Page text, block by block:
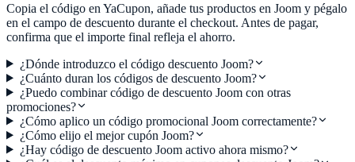
Copia el código en YaCupon, añade tus productos en Joom y pégalo
en el campo de descuento durante el checkout. Antes de pagar,
confirma que el importe final refleja el ahorro.
¿Dónde introduzco el código descuento Joom?
¿Cuánto duran los códigos de descuento Joom?
¿Puedo combinar código de descuento Joom con otras
promociones?
¿Cómo aplico un código promocional Joom correctamente?
¿Cómo elijo el mejor cupón Joom?
¿Hay código de descuento Joom activo ahora mismo?